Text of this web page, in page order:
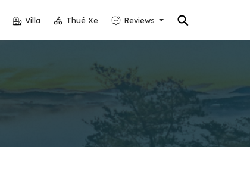
⚲
Villa Thuê Xe Reviews